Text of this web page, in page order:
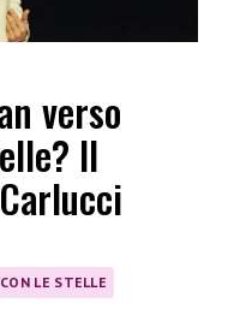
verso
Il
LE STELLE